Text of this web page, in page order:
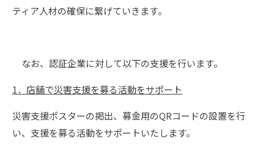
ティア人材の確保に繋げていきます。
なお、認証企業に対して以下の支援を行います。
1．店舗で災害支援を募る活動をサポート
災害支援ポスターの掲出、募金用のQRコードの設置を行
い、支援を募る活動をサポートいたします。